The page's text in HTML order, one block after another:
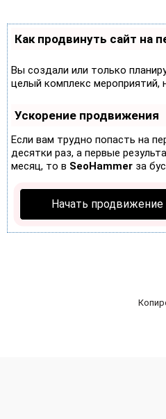
Как продвинуть сайт на
Вы создали или только
целый комплекс мероприятий,
Ускорение продвижения
Если вам трудно попасть на
десятки раз, а первые
месяц, то в SeoHammer за
Начать продвижение